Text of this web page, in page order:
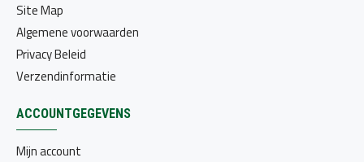
Site Map
Algemene voorwaarden
Privacy Beleid
Verzendinformatie
ACCOUNTGEGEVENS
Mijn account